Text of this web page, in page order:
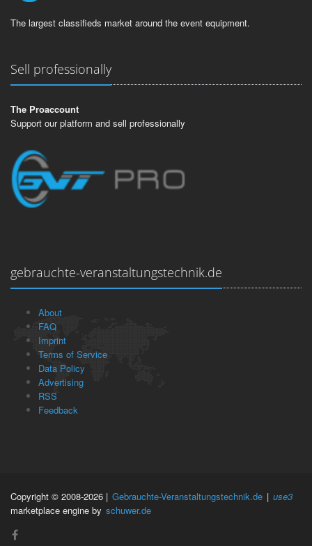
The largest classifieds market around the event equipment.
Sell professionally
The Proaccount
Support our platform and sell professionally
gebrauchte-veranstaltungstechnik.de
About
FAQ
Imprint
Terms of Service
Data Policy
Advertising
RSS
Feedback
Copyright © 2008-2026 | Gebrauchte-Veranstaltungstechnik.de | use3
marketplace engine by schuwer.de